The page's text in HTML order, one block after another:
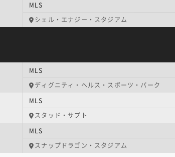
MLS
シェル・エナジー・スタジアム
MLS
ディグニティ・ヘルス・スポーツ・パーク
MLS
スタッド・サプト
MLS
スナップドラゴン・スタジアム